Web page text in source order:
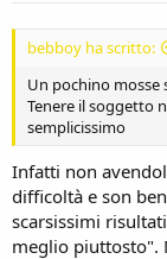
bebboy ha scritto:
Un pochino mosse
Tenere il soggetto
semplicissimo
Infatti non
difficoltà e son
scarsissimi
meglio piuttosto".